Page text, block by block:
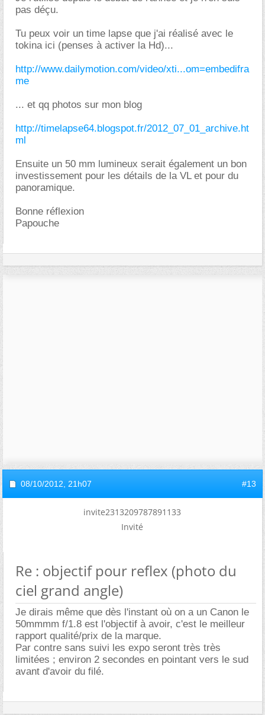
pas déçu.
Tu peux voir un time lapse que j'ai réalisé avec le
tokina ici (penses à activer la Hd)...
http://www.dailymotion.com/video/xti...om=embedifra
me
... et qq photos sur mon blog
http://timelapse64.blogspot.fr/2012_07_01_archive.ht
ml
Ensuite un 50 mm lumineux serait également un bon
investissement pour les détails de la VL et pour du
panoramique.
Bonne réflexion
Papouche
08/10/2012, 21h07 #13
invite2313209787891133
Invité
Re : objectif pour reflex (photo du
ciel grand angle)
Je dirais même que dès l'instant où on a un Canon le
50mmmm f/1.8 est l'objectif à avoir, c'est le meilleur
rapport qualité/prix de la marque.
Par contre sans suivi les expo seront très très
limitées ; environ 2 secondes en pointant vers le sud
avant d'avoir du filé.